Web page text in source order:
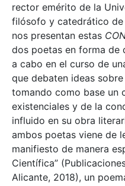
rector emérito de la
filósofo y catedrático de
nos presentan estas
dos poetas en forma de
a cabo en el curso de
que debaten ideas
tomando como base un
existenciales y de la
influido en su obra
ambos poetas viene de
manifiesto de manera
Científica”
Alicante, 2018), un